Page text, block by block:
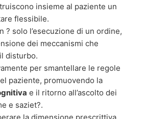
insieme al paziente un
flessibile.
? solo l’esecuzione di un ordine,
dei meccanismi che
disturbo.
per smantellare le regole
paziente, promuovendo la
e il ritorno all’ascolto dei
e saziet?.